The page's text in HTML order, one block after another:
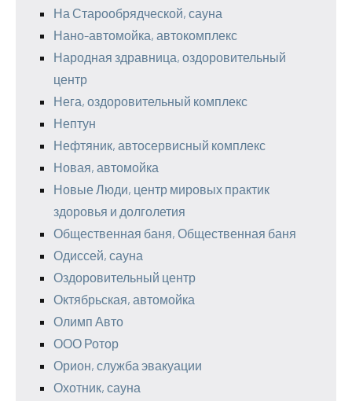
На Старообрядческой, сауна
Нано-автомойка, автокомплекс
Народная здравница, оздоровительный
центр
Нега, оздоровительный комплекс
Нептун
Нефтяник, автосервисный комплекс
Новая, автомойка
Новые Люди, центр мировых практик
здоровья и долголетия
Общественная баня, Общественная баня
Одиссей, сауна
Оздоровительный центр
Октябрьская, автомойка
Олимп Авто
ООО Ротор
Орион, служба эвакуации
Охотник, сауна